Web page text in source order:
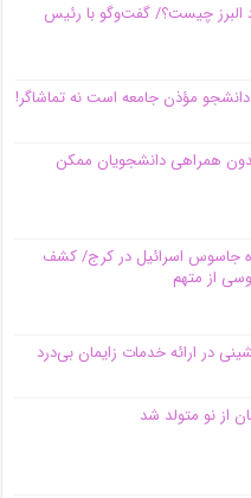
البرز چیست؟/ گفت‌وگو با رئیس
مؤذن جامعه است نه تماشاگر!
همراهی دانشجویان ممکن
جاسوس اسرائیل در کرج/‌ کشف
از متهم
از نو متولد شد